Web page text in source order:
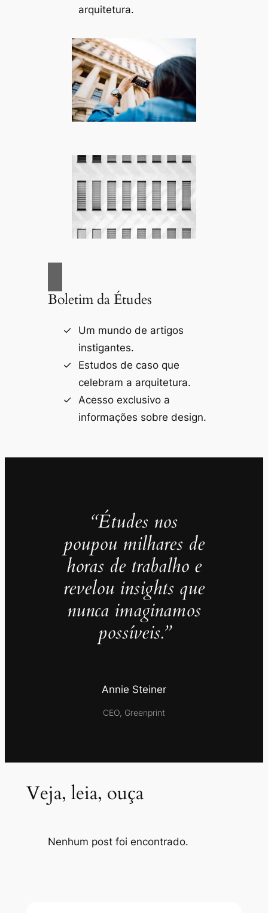
arquitetura.
Boletim da Études
Um mundo de artigos
instigantes.
Estudos de caso que
celebram a arquitetura.
Acesso exclusivo a
informações sobre design.
“Études nos
poupou milhares de
horas de trabalho e
revelou insights que
nunca imaginamos
possíveis.”
Annie Steiner
CEO, Greenprint
Veja, leia, ouça
Nenhum post foi encontrado.